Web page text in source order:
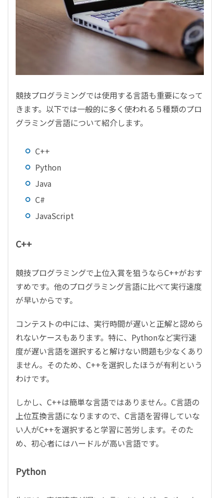
競技プログラミングでは使用する言語も重要になって
きます。以下では一般的に多く使われる５種類のプロ
グラミング言語について紹介します。
C++
Python
Java
C#
JavaScript
C++
競技プログラミングで上位入賞を狙うならC++がおす
すめです。他のプログラミング言語に比べて実行速度
が早いからです。
コンテストの中には、実行時間が遅いと正解と認めら
れないケースもあります。特に、Pythonなど実行速
度が遅い言語を選択すると解けない問題も少なくあり
ません。そのため、C++を選択したほうが有利という
わけです。
しかし、C++は簡単な言語ではありません。C言語の
上位互換言語になりますので、C言語を習得していな
い人がC++を選択すると学習に苦労します。そのた
め、初心者にはハードルが高い言語です。
Python